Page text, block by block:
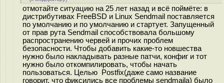
отмотайте ситуацию на 25 лет назад и всё поймёте: в
дистрибутивах FreeBSD и Linux Sendmail поставляется
по умолчанию и по умолчанию и стартует. Запущенный
от прав рута Sendmail способствовала большому
распространению червей и прочих проблем
безопасности. Чтобы добавить какие-то новшества
нужно было накладывать разные патчи, конфиг и тот
нужно было откомпилировать, чтобы начать
пользоваться. Целью Postfix(даже само название
говорит, что фиксились все проблемы sendmailа) было